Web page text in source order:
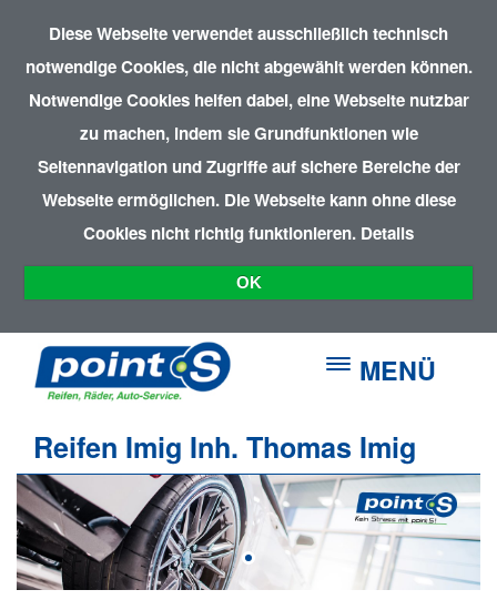
Diese Webseite verwendet ausschließlich technisch
notwendige Cookies, die nicht abgewählt werden können.
Notwendige Cookies helfen dabei, eine Webseite nutzbar
zu machen, indem sie Grundfunktionen wie
Seitennavigation und Zugriffe auf sichere Bereiche der
Webseite ermöglichen. Die Webseite kann ohne diese
Cookies nicht richtig funktionieren. Details
OK
MENÜ
Reifen Imig Inh. Thomas Imig